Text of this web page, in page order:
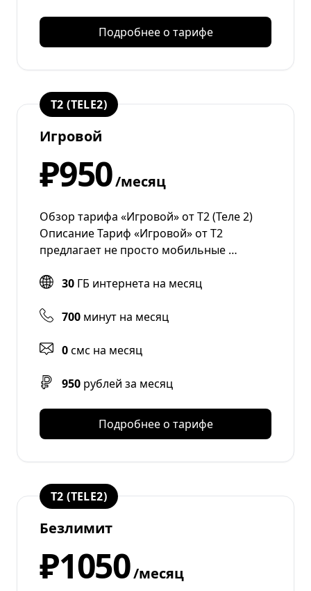
Подробнее о тарифе
T2 (TELE2)
Игровой
₽950/месяц
Обзор тарифа «Игровой» от Т2 (Теле 2)
Описание Тариф «Игровой» от T2
предлагает не просто мобильные …
30 ГБ интернета на месяц
700 минут на месяц
0смс на месяц
950 рублей за месяц
Подробнее о тарифе
T2 (TELE2)
Безлимит
₽1050/месяц